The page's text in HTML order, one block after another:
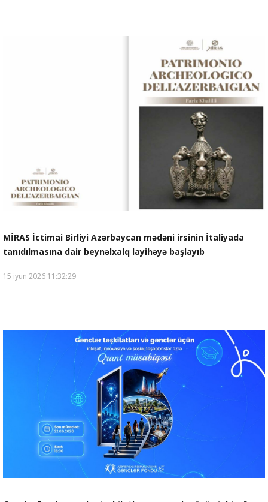
MİRAS İctimai Birliyi Azərbaycan mədəni irsinin İtaliyada
tanıdılmasına dair beynəlxalq layihəyə başlayıb
15 iyun 2026 11:32:29